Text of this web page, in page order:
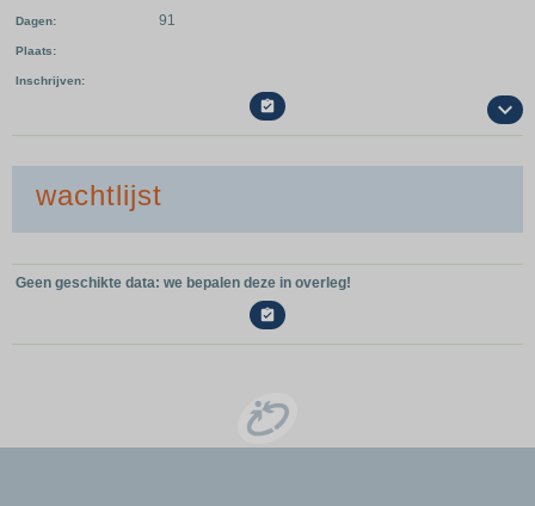
Dagen 91
Plaats
Inschrijven

wachtlijst
Geen geschikte data: we bepalen deze in overleg!
